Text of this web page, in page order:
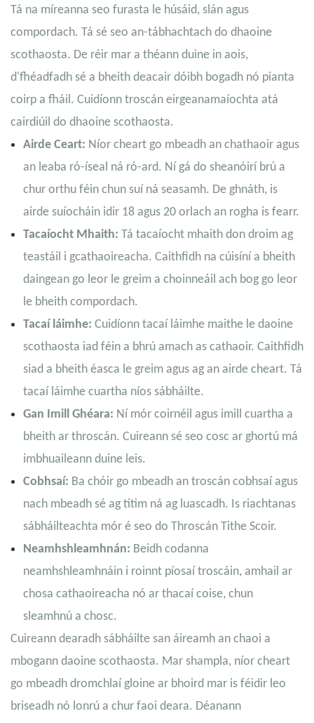
Tá na míreanna seo furasta le húsáid, slán agus
compordach. Tá sé seo an-tábhachtach do dhaoine
scothaosta. De réir mar a théann duine in aois,
d'fhéadfadh sé a bheith deacair dóibh bogadh nó pianta
coirp a fháil. Cuidíonn troscán eirgeanamaíochta atá
cairdiúil do dhaoine scothaosta.
Airde Ceart: Níor cheart go mbeadh an chathaoir agus
an leaba ró-íseal ná ró-ard. Ní gá do sheanóirí brú a
chur orthu féin chun suí ná seasamh. De ghnáth, is
airde suíocháin idir 18 agus 20 orlach an rogha is fearr.
Tacaíocht Mhaith: Tá tacaíocht mhaith don droim ag
teastáil i gcathaoireacha. Caithfidh na cúisíní a bheith
daingean go leor le greim a choinneáil ach bog go leor
le bheith compordach.
Tacaí láimhe: Cuidíonn tacaí láimhe maithe le daoine
scothaosta iad féin a bhrú amach as cathaoir. Caithfidh
siad a bheith éasca le greim agus ag an airde cheart. Tá
tacaí láimhe cuartha níos sábháilte.
Gan Imill Ghéara: Ní mór coirnéil agus imill cuartha a
bheith ar throscán. Cuireann sé seo cosc ​​ar ghortú má
imbhuaileann duine leis.
Cobhsaí: Ba chóir go mbeadh an troscán cobhsaí agus
nach mbeadh sé ag titim ná ag luascadh. Is riachtanas
sábháilteachta mór é seo do Throscán Tithe Scoir.
Neamhshleamhnán: Beidh codanna
neamhshleamhnáin i roinnt píosaí troscáin, amhail ar
chosa cathaoireacha nó ar thacaí coise, chun
sleamhnú a chosc.
Cuireann dearadh sábháilte san áireamh an chaoi a
mbogann daoine scothaosta. Mar shampla, níor cheart
go mbeadh dromchlaí gloine ar bhoird mar is féidir leo
briseadh nó lonrú a chur faoi deara. Déanann